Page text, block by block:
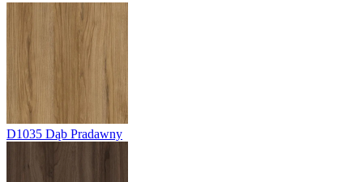
D1035 Dąb Pradawny